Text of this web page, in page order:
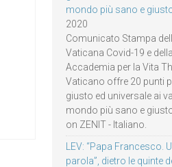
mondo più sano e
2020
Comunicato Stampa
Vaticana Covid-19 e
Accademia per la Vita
Vaticano offre 20 punti
giusto ed universale ai
mondo più sano e
on ZENIT - Italiano.
LEV: “Papa Francesco.
parola”, dietro le quinte